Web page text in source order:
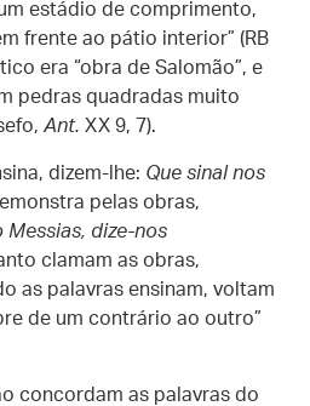
estádio de comprimento,
frente ao pátio interior” (RB
era “obra de Salomão”, e
pedras quadradas muito
Ant. XX 9, 7).
dizem-lhe: Que sinal nos
pelas obras,
Messias, dize-nos
clamam as obras,
as palavras ensinam, voltam
de um contrário ao outro”
concordam as palavras do